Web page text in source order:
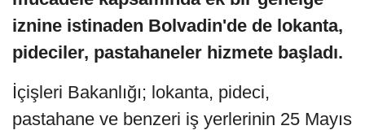
iznine istinaden Bolvadin'de de lokanta,
pideciler, pastahaneler hizmete başladı.
İçişleri Bakanlığı; lokanta, pideci,
pastahane ve benzeri iş yerlerinin 25 Mayıs